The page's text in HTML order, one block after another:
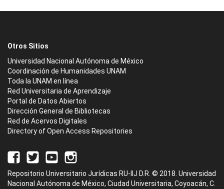
Otros Sitios
Universidad Nacional Autónoma de México
Coordinación de Humanidades UNAM
Toda la UNAM en línea
Red Universitaria de Aprendizaje
Portal de Datos Abiertos
Dirección General de Bibliotecas
Red de Acervos Digitales
Directory of Open Access Repositories
Repositorio Universitario Jurídicas RU-IIJ D.R. © 2018. Universidad
Nacional Autónoma de México, Ciudad Universitaria, Coyoacán, C.